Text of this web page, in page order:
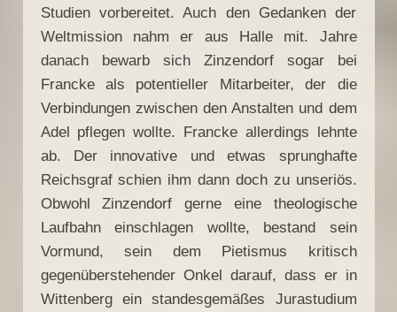
Studien vorbereitet. Auch den Gedanken der
Weltmission nahm er aus Halle mit. Jahre
danach bewarb sich Zinzendorf sogar bei
Francke als potentieller Mitarbeiter, der die
Verbindungen zwischen den Anstalten und dem
Adel pflegen wollte. Francke allerdings lehnte
ab. Der innovative und etwas sprunghafte
Reichsgraf schien ihm dann doch zu unseriös.
Obwohl Zinzendorf gerne eine theologische
Laufbahn einschlagen wollte, bestand sein
Vormund, sein dem Pietismus kritisch
gegenüberstehender Onkel darauf, dass er in
Wittenberg ein standesgemäßes Jurastudium